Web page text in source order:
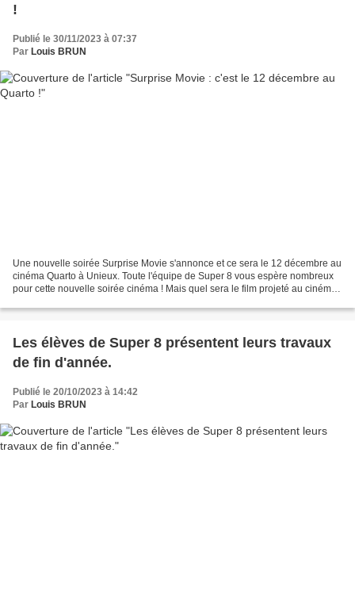
!
Publié le 30/11/2023 à 07:37
Par Louis BRUN
Une nouvelle soirée Surprise Movie s'annonce et ce sera le 12 décembre au
cinéma Quarto à Unieux. Toute l'équipe de Super 8 vous espère nombreux
pour cette nouvelle soirée cinéma ! Mais quel sera le film projeté au cinéma
Les élèves de Super 8 présentent leurs travaux
de fin d'année.
Publié le 20/10/2023 à 14:42
Par Louis BRUN